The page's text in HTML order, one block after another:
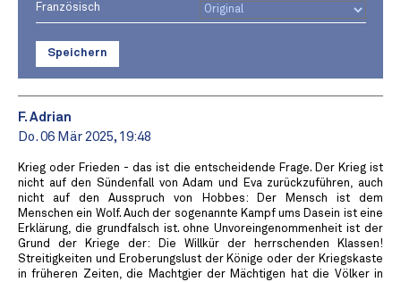
Französisch
Speichern
F. Adrian
Do. 06 Mär 2025, 19:48
Krieg oder Frieden - das ist die entscheidende Frage. Der Krieg ist
nicht auf den Sündenfall von Adam und Eva zurückzuführen, auch
nicht auf den Ausspruch von Hobbes: Der Mensch ist dem
Menschen ein Wolf. Auch der sogenannte Kampf ums Dasein ist eine
Erklärung, die grundfalsch ist. ohne Unvoreingenommenheit ist der
Grund der Kriege der: Die Willkür der herrschenden Klassen!
Streitigkeiten und Eroberungslust der Könige oder der Kriegskaste
in früheren Zeiten, die Machtgier der Mächtigen hat die Völker in